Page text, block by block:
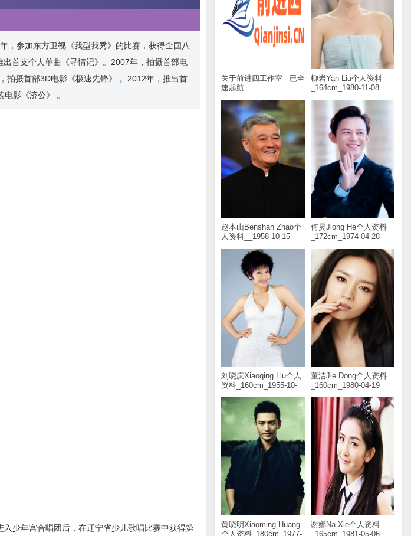
关于前进四工作室 - 已全
速起航
柳岩Yan Liu个人资料
_164cm_1980-11-08
赵本山Benshan Zhao个
人资料__1958-10-15
何炅Jiong He个人资料
_172cm_1974-04-28
刘晓庆Xiaoqing Liu个人
资料_160cm_1955-10-
董洁Jie Dong个人资料
_160cm_1980-04-19
黄晓明Xiaoming Huang
个人资料_180cm_1977-
谢娜Na Xie个人资料
_165cm_1981-05-06
，参加东方卫视《我型我秀》的比赛，获得全国八
首支个人单曲《寻情记》。2007年，拍摄首部电
拍摄首部3D电影《极速先锋》 。2012年，推出首
影《济公》 。
少年宫合唱团后，在辽宁省少儿歌唱比赛中获得第